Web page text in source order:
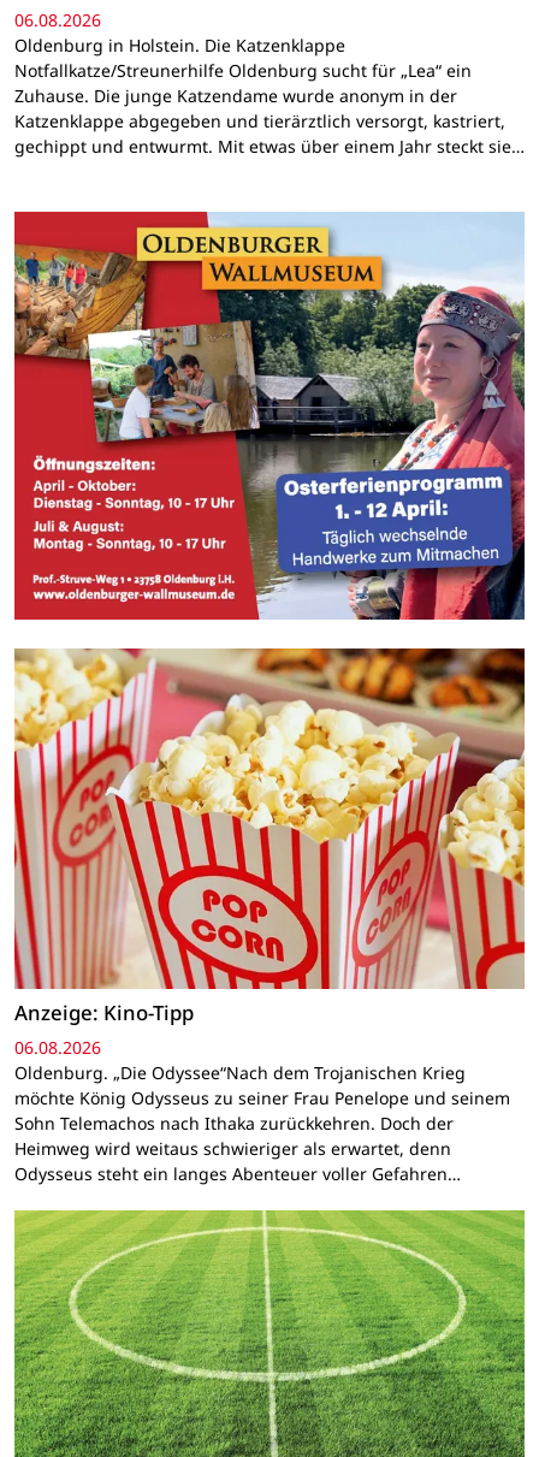
06.08.2026
Oldenburg in Holstein. Die Katzenklappe
Notfallkatze/Streunerhilfe Oldenburg sucht für „Lea“ ein
Zuhause. Die junge Katzendame wurde anonym in der
Katzenklappe abgegeben und tierärztlich versorgt, kastriert,
gechippt und entwurmt. Mit etwas über einem Jahr steckt sie…
Anzeige: Kino-Tipp
06.08.2026
Oldenburg. „Die Odyssee“Nach dem Trojanischen Krieg
möchte König Odysseus zu seiner Frau Penelope und seinem
Sohn Telemachos nach Ithaka zurückkehren. Doch der
Heimweg wird weitaus schwieriger als erwartet, denn
Odysseus steht ein langes Abenteuer voller Gefahren…